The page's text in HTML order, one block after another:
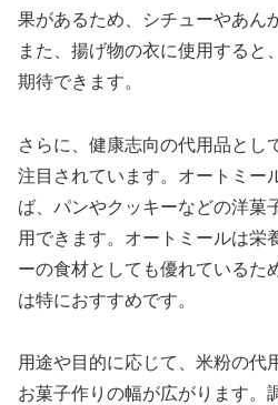
果があるため、シチューやあん
また、揚げ物の衣に使用すると
期待できます。
さらに、健康志向の代用品とし
注目されています。オートミー
ば、パンやクッキーなどの洋菓
用できます。オートミールは栄
ーの食材としても優れているた
は特におすすめです。
用途や目的に応じて、米粉の代
お菓子作りの幅が広がります。